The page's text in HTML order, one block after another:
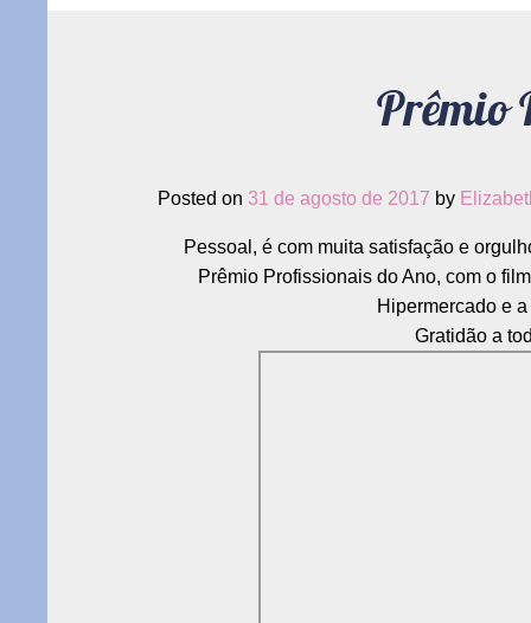
não
Prêmio
Posted on 31 de agosto de 2017 by
Pessoal, é com muita satisfação e
Prêmio Profissionais do Ano, com o
Hipermercado e
Gratidão a